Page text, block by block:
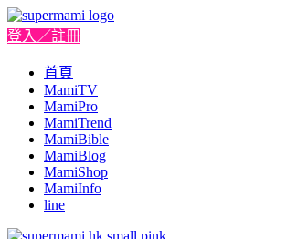
登入／註冊
首頁
MamiTV
MamiPro
MamiTrend
MamiBible
MamiBlog
MamiShop
MamiInfo
line